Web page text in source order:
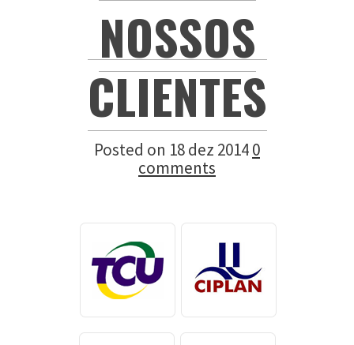
NOSSOS
CLIENTES
Posted on 18 dez 20140
comments